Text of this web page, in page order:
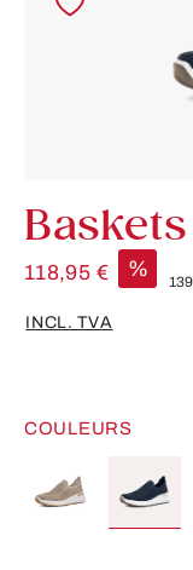
118,95 € %
INCL. TVA
COULEURS